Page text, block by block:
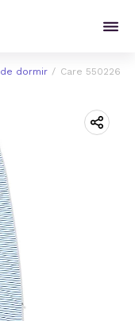
dormir Care 550226 -